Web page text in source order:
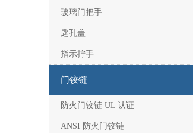
玻璃门把手
匙孔盖
指示拧手
门铰链
防火门铰链 UL 认证
ANSI 防火门铰链